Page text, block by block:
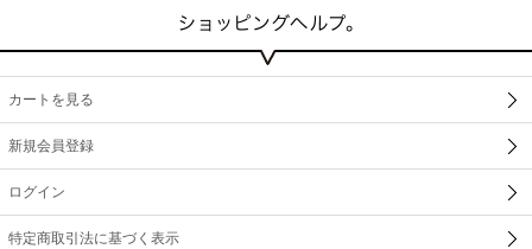
カートを見る
新規会員登録
ログイン
特定商取引法に基づく表示